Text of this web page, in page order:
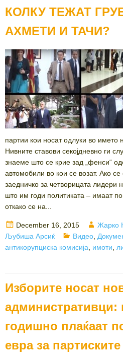
КОЛКУ ТЕЖАТ
АХМЕТИ И ТАЧИ?
партии кои носат одлуки во името
Нивните ставови секојдневно ги
знаеме што се крие зад „фенси“
автомобили во кои се возат. Ако се
заедничко за четворицата лидери
што им годи политиката – имаат
откако се на...
Posted
on
December 16, 2015 Author
Жарко
Љубиша Арсиќ
Categories
Видео
антикорупциска комисија
имоти
Изборите носат
административци:
годишно плаќаат
евра за